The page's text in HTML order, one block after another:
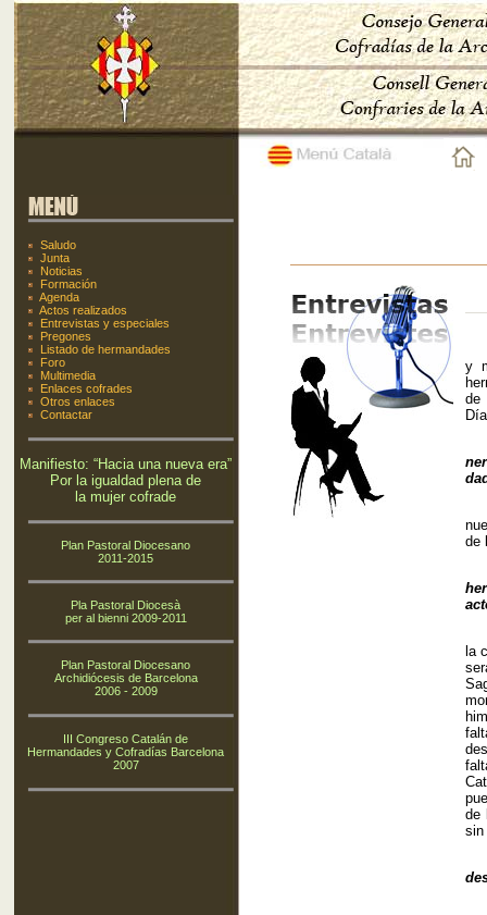
Saludo
Junta
Noticias
Formación
Agenda
Actos realizados
Entrevistas y especiales
Pregones
Listado de hermandades
Foro
Multimedia
Enlaces cofrades
Otros enlaces
Contactar
Manifiesto: “Hacia una nueva era”
Por la igualdad plena de
la mujer cofrade
Plan Pastoral Diocesano
2011-2015
Pla Pastoral Diocesà
per al bienni 2009-2011
Plan Pastoral Diocesano
Archidiócesis de Barcelona
2006 - 2009
III Congreso Catalán de
Hermandades y Cofradías Barcelona
2007
y
de
de
la
de
sin